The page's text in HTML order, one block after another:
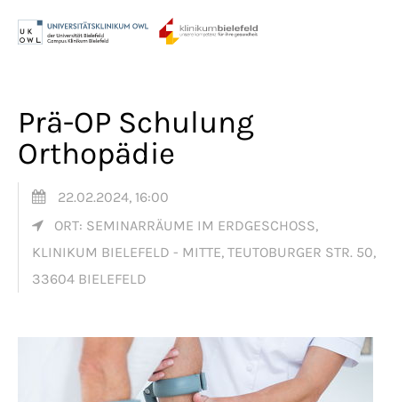
Support
Prä-OP Schulung
Orthopädie
22.02.2024, 16:00
ORT: SEMINARRÄUME IM ERDGESCHOSS,
KLINIKUM BIELEFELD - MITTE, TEUTOBURGER STR. 50,
33604 BIELEFELD